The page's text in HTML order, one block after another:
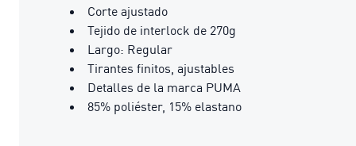
Corte ajustado
Tejido de interlock de 270g
Largo: Regular
Tirantes finitos, ajustables
Detalles de la marca PUMA
85% poliéster, 15% elastano